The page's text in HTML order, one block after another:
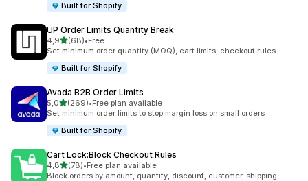
Built for Shopify
UP Order Limits Quantity Break
4,95 yıldız üzerinden
(68)
toplam 68 değerlendirme
•Free
Set minimum order quantity (MOQ), cart limits, checkout rules
Built for Shopify
Avada B2B Order Limits
5,05 yıldız üzerinden
(269)
toplam 269 değerlendirme
•Free plan available
Set minimum order limits to stop margin loss on small orders
Built for Shopify
Cart Lock:Block Checkout Rules
4,85 yıldız üzerinden
(78)
toplam 78 değerlendirme
•Free plan available
Block orders by amount, quantity, discount, customer, shipping